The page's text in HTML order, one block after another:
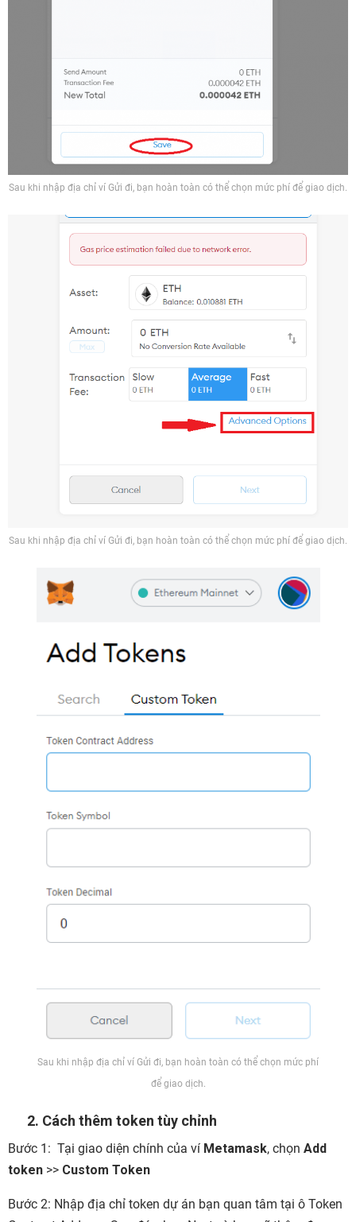
Sau khi nhập địa chỉ ví Gửi đi, bạn hoàn toàn có thể chọn mức phí để giao dịch.
Sau khi nhập địa chỉ ví Gửi đi, bạn hoàn toàn có thể chọn mức phí để giao dịch.
Sau khi nhập địa chỉ ví Gửi đi, bạn hoàn toàn có thể chọn mức phí
để giao dịch.
2. Cách thêm token tùy chỉnh
Bước 1: Tại giao diện chính của ví Metamask, chọn Add
token >> Custom Token
Bước 2: Nhập địa chỉ token dự án bạn quan tâm tại ô Token